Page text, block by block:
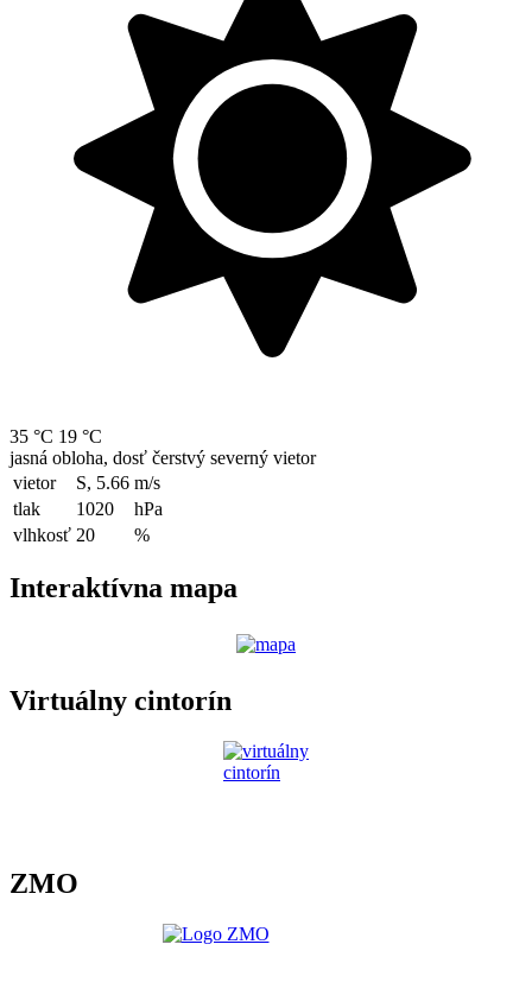
35 °C 19 °C
jasná obloha, dosť čerstvý severný vietor
vietor
S, 5.66 m/s
tlak
1020
hPa
vlhkosť 20 %
Interaktívna mapa
Virtuálny cintorín
ZMO